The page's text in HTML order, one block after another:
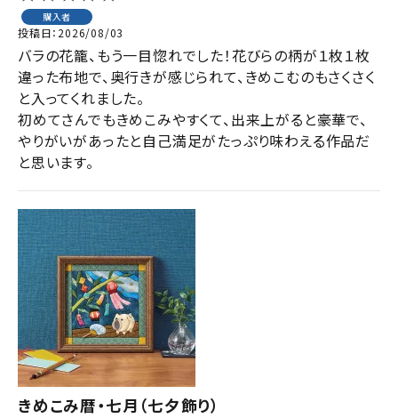
お問い合わせ
ACCOUNT MENU
ようこそ ゲスト 様
meeting_room ログイン person 会員登録
購入者
投稿日 2026/08/03
バラの花籠、もう一目惚れでした！花びらの柄が１枚１枚
違った布地で、奥行きが感じられて、きめこむのもさくさく
と入ってくれました。
初めてさんでもきめこみやすくて、出来上がると豪華で、
やりがいがあったと自己満足がたっぷり味わえる作品だ
と思います。
きめこみ暦・七月（七夕飾り）